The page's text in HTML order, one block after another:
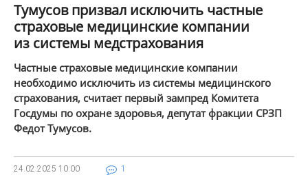
Тумусов призвал исключить частные
страховые медицинские компании
из системы медстрахования
Частные страховые медицинские компании
необходимо исключить из системы медицинского
страхования, считает первый зампред Комитета
Госдумы по охране здоровья, депутат фракции СРЗП
Федот Тумусов.
24.02.2025 10:00 1